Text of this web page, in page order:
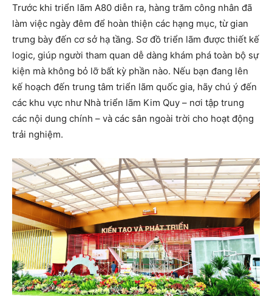
Trước khi triển lãm A80 diễn ra, hàng trăm công nhân đã
làm việc ngày đêm để hoàn thiện các hạng mục, từ gian
trưng bày đến cơ sở hạ tầng. Sơ đồ triển lãm được thiết kế
logic, giúp người tham quan dễ dàng khám phá toàn bộ sự
kiện mà không bỏ lỡ bất kỳ phần nào. Nếu bạn đang lên
kế hoạch đến trung tâm triển lãm quốc gia, hãy chú ý đến
các khu vực như Nhà triển lãm Kim Quy – nơi tập trung
các nội dung chính – và các sân ngoài trời cho hoạt động
trải nghiệm.